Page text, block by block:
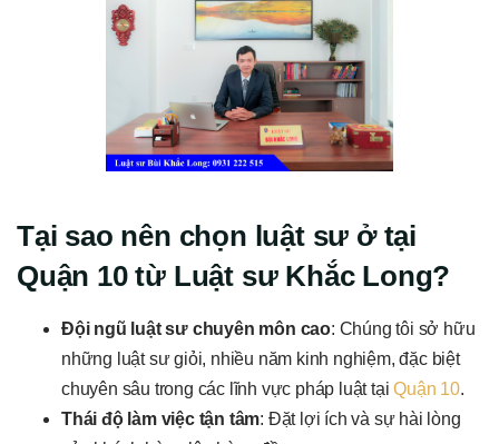
Tại sao nên chọn luật sư ở tại
Quận 10 từ Luật sư Khắc Long?
Đội ngũ luật sư chuyên môn cao: Chúng tôi sở hữu
những luật sư giỏi, nhiều năm kinh nghiệm, đặc biệt
chuyên sâu trong các lĩnh vực pháp luật tạiQuận 10.
Thái độ làm việc tận tâm: Đặt lợi ích và sự hài lòng